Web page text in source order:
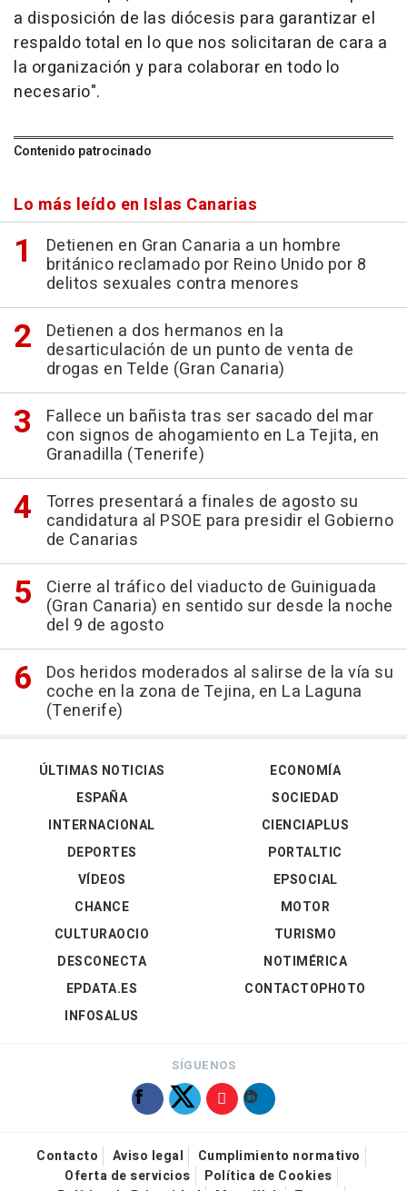
a disposición de las diócesis para garantizar el
respaldo total en lo que nos solicitaran de cara a
la organización y para colaborar en todo lo
necesario".
Contenido patrocinado
Lo más leído en Islas Canarias
Detienen en Gran Canaria a un hombre
británico reclamado por Reino Unido por 8
delitos sexuales contra menores
Detienen a dos hermanos en la
desarticulación de un punto de venta de
drogas en Telde (Gran Canaria)
Fallece un bañista tras ser sacado del mar
con signos de ahogamiento en La Tejita, en
Granadilla (Tenerife)
Torres presentará a finales de agosto su
candidatura al PSOE para presidir el Gobierno
de Canarias
Cierre al tráfico del viaducto de Guiniguada
(Gran Canaria) en sentido sur desde la noche
del 9 de agosto
Dos heridos moderados al salirse de la vía su
coche en la zona de Tejina, en La Laguna
(Tenerife)
ÚLTIMAS NOTICIAS
ESPAÑA
INTERNACIONAL
DEPORTES
VÍDEOS
ECONOMÍA
SOCIEDAD
CIENCIAPLUS
PORTALTIC
EPSOCIAL
CHANCE
CULTURAOCIO
DESCONECTA
EPDATA.ES
INFOSALUS
MOTOR
TURISMO
NOTIMÉRICA
CONTACTOPHOTO
SÍGUENOS
Contacto Aviso legal
Cumplimiento normativo
Oferta de servicios
Política de Cookies